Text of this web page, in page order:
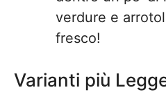
verdure e
fresco!
Varianti più